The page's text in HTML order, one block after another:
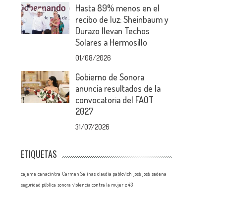
Hasta 89% menos en el
recibo de luz: Sheinbaum y
Durazo llevan Techos
Solares a Hermosillo
01/08/2026
Gobierno de Sonora
anuncia resultados de la
convocatoria del FAOT
2027
31/07/2026
ETIQUETAS
cajeme canacintra Carmen Salinas claudia pablovich josé josé sedena
seguridad pública sonora violencia contra la mujer z 43